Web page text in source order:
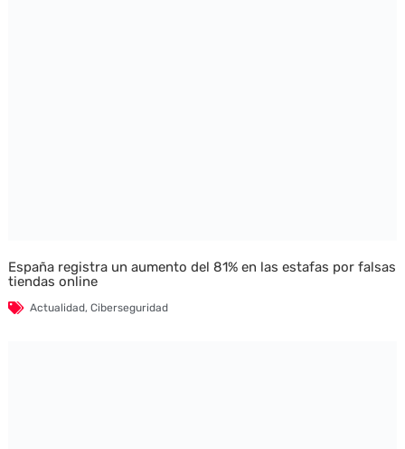
España registra un aumento del 81% en las estafas por falsas
tiendas online
Actualidad, Ciberseguridad